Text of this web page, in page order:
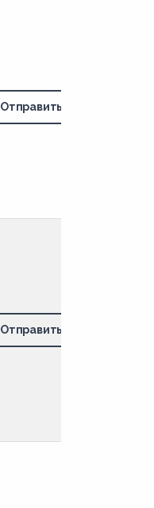
Отправить запрос
Отправить запрос